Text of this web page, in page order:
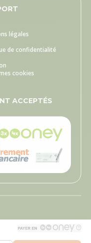
légales
de confidentialité
cookies
ACCEPTÉS